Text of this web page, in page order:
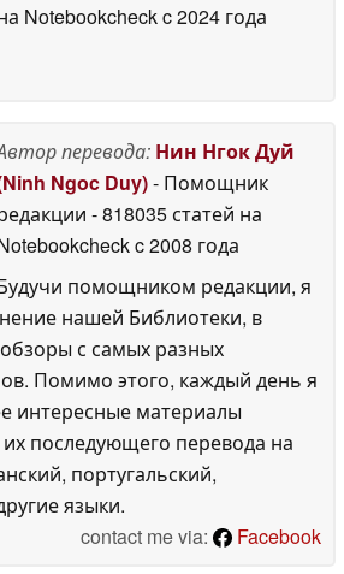
Notebookcheckc 2024 года
перевода: Нин Нгок Дуй
Ngoc Duy)- Помощник
- 818035 статей на
c 2008 года
помощником редакции, я
нашей Библиотеки, в
с самых разных
Помимо этого, каждый день я
интересные материалы
их последующего перевода на
португальский,
языки.
contact me via:
Facebook